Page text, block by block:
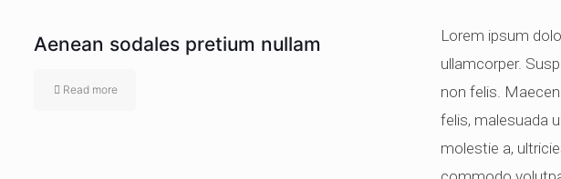
Aenean sodales pretium nullam
Read more
Lorem ipsum
ullamcorper.
non felis.
felis, malesuada
molestie a,